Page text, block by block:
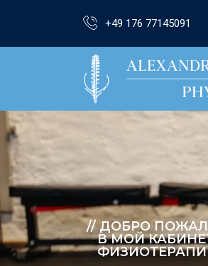
+49 176 77145091
// ДОБРО
В МОЙ